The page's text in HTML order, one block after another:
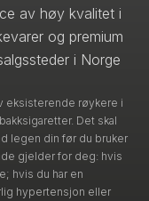
av høy kvalitet i
og premium
i Norge
eksisterende røykere i
Det skal
legen din før du bruker
gjelder for deg: hvis
hvis du har en
hypertensjon eller